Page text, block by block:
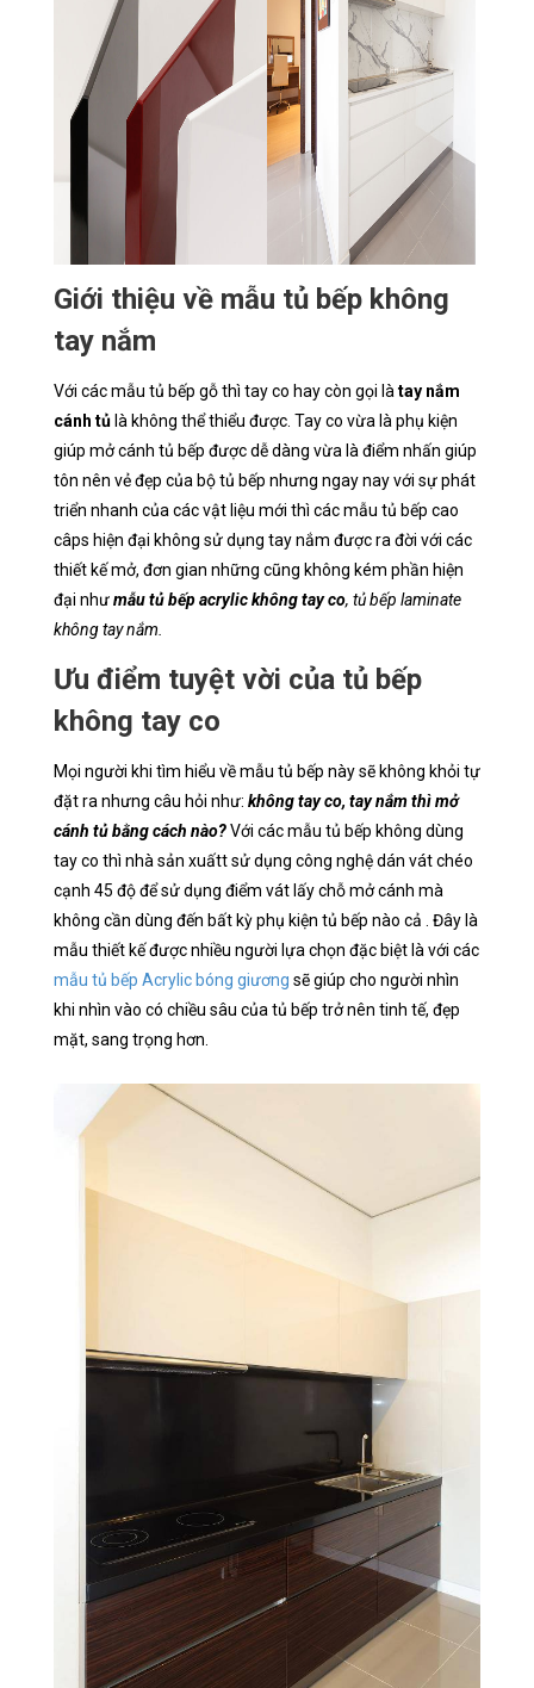
Giới thiệu về mẫu tủ bếp không
tay nắm
Với các mẫu tủ bếp gỗ thì tay co hay còn gọi là tay nắm
cánh tủ là không thể thiểu được. Tay co vừa là phụ kiện
giúp mở cánh tủ bếp được dễ dàng vừa là điểm nhấn giúp
tôn nên vẻ đẹp của bộ tủ bếp nhưng ngay nay với sự phát
triển nhanh của các vật liệu mới thì các mẫu tủ bếp cao
câps hiện đại không sử dụng tay nắm được ra đời với các
thiết kế mở, đơn gian những cũng không kém phần hiện
đại nhưmẫu tủ bếp acrylic không tay co, tủ bếp laminate
không tay nắm.
Ưu điểm tuyệt vời của tủ bếp
không tay co
Mọi người khi tìm hiểu về mẫu tủ bếp này sẽ không khỏi tự
đặt ra nhưng câu hỏi như: không tay co, tay nắm thì mở
cánh tủ bằng cách nào?Với các mẫu tủ bếp không dùng
tay co thì nhà sản xuấtt sử dụng công nghệ dán vát chéo
cạnh 45 độ để sử dụng điểm vát lấy chỗ mở cánh mà
không cần dùng đến bất kỳ phụ kiện tủ bếp nào cả . Đây là
mẫu thiết kế được nhiều người lựa chọn đặc biệt là với các
mẫu tủ bếp Acrylic bóng giương sẽ giúp cho người nhìn
khi nhìn vào có chiều sâu của tủ bếp trở nên tinh tế, đẹp
mặt, sang trọng hơn.